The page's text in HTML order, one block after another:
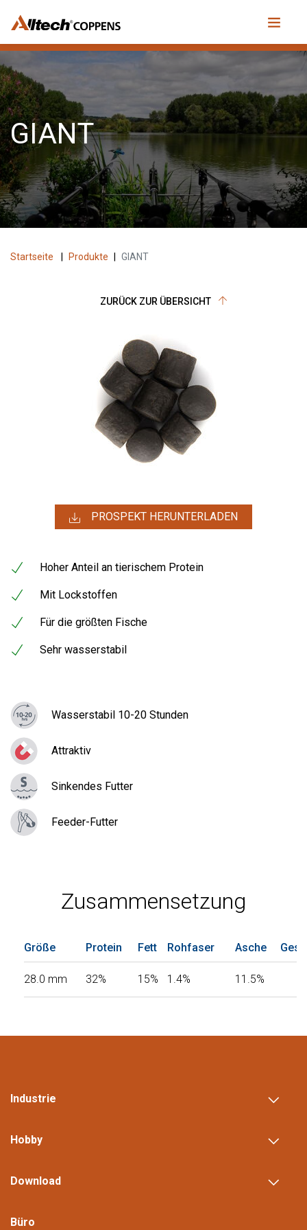
GIANT
Startseite Produkte GIANT
ZURÜCK ZUR ÜBERSICHT
PROSPEKT HERUNTERLADEN
Hoher Anteil an tierischem Protein
Mit Lockstoffen
Für die größten Fische
Sehr wasserstabil
Wasserstabil 10-20 Stunden
Attraktiv
Sinkendes Futter
Feeder-Futter
Zusammensetzung
Größe Protein Fett Rohfaser Asche
28.0 mm 32% 15% 1.4% 11.5%
Industrie
Hobby
Download
Büro